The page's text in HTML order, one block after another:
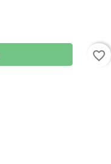
favorite_border